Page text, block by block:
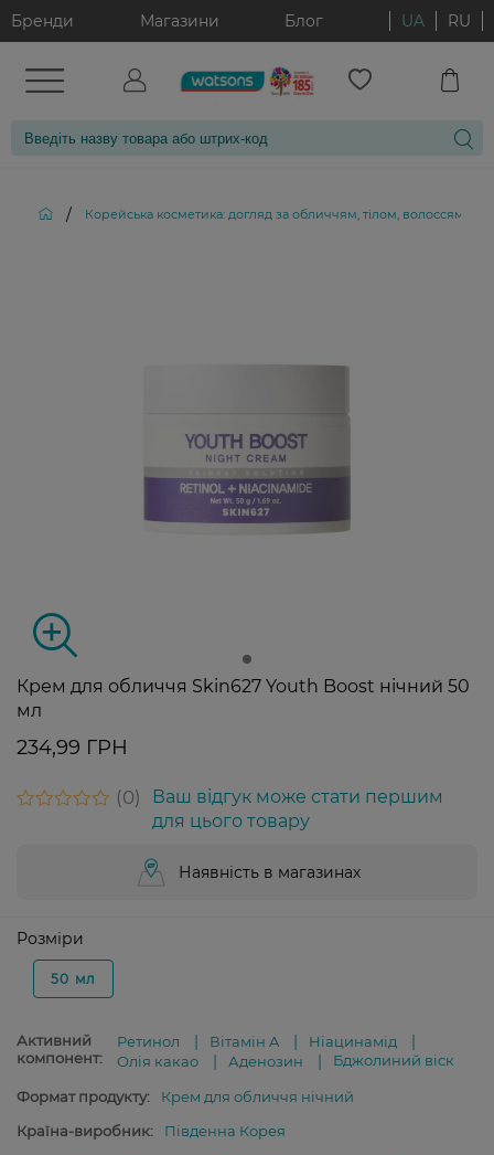
Бренди Магазини Блог UA RU
/ Корейська косметика: догляд за обличчям, тілом, волоссям і
Крем для обличчя Skin627 Youth Boost нічний 50
мл
234,99 ГРН
0
Ваш відгук може стати першим
для цього товару
Наявність в магазинах
Розміри
50 мл
Активний
компонент:
Ретинол Вітамін A
Ніацинамід
Олія какао
Аденозин Бджолиний віск
Формат продукту:
Крем для обличчя нічний
Країна-виробник:
Південна Корея